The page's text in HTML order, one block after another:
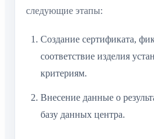
следующие этапы:
Создание сертификата,
соответствие изделия
критериям.
Внесение данные о
базу данных центра.